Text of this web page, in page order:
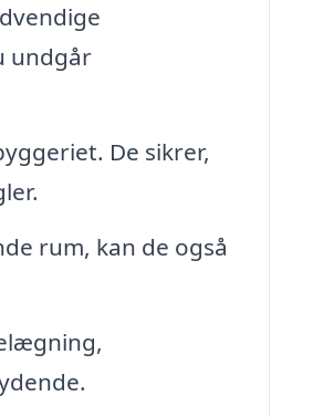
undgår
De sikrer,
rum, kan de også